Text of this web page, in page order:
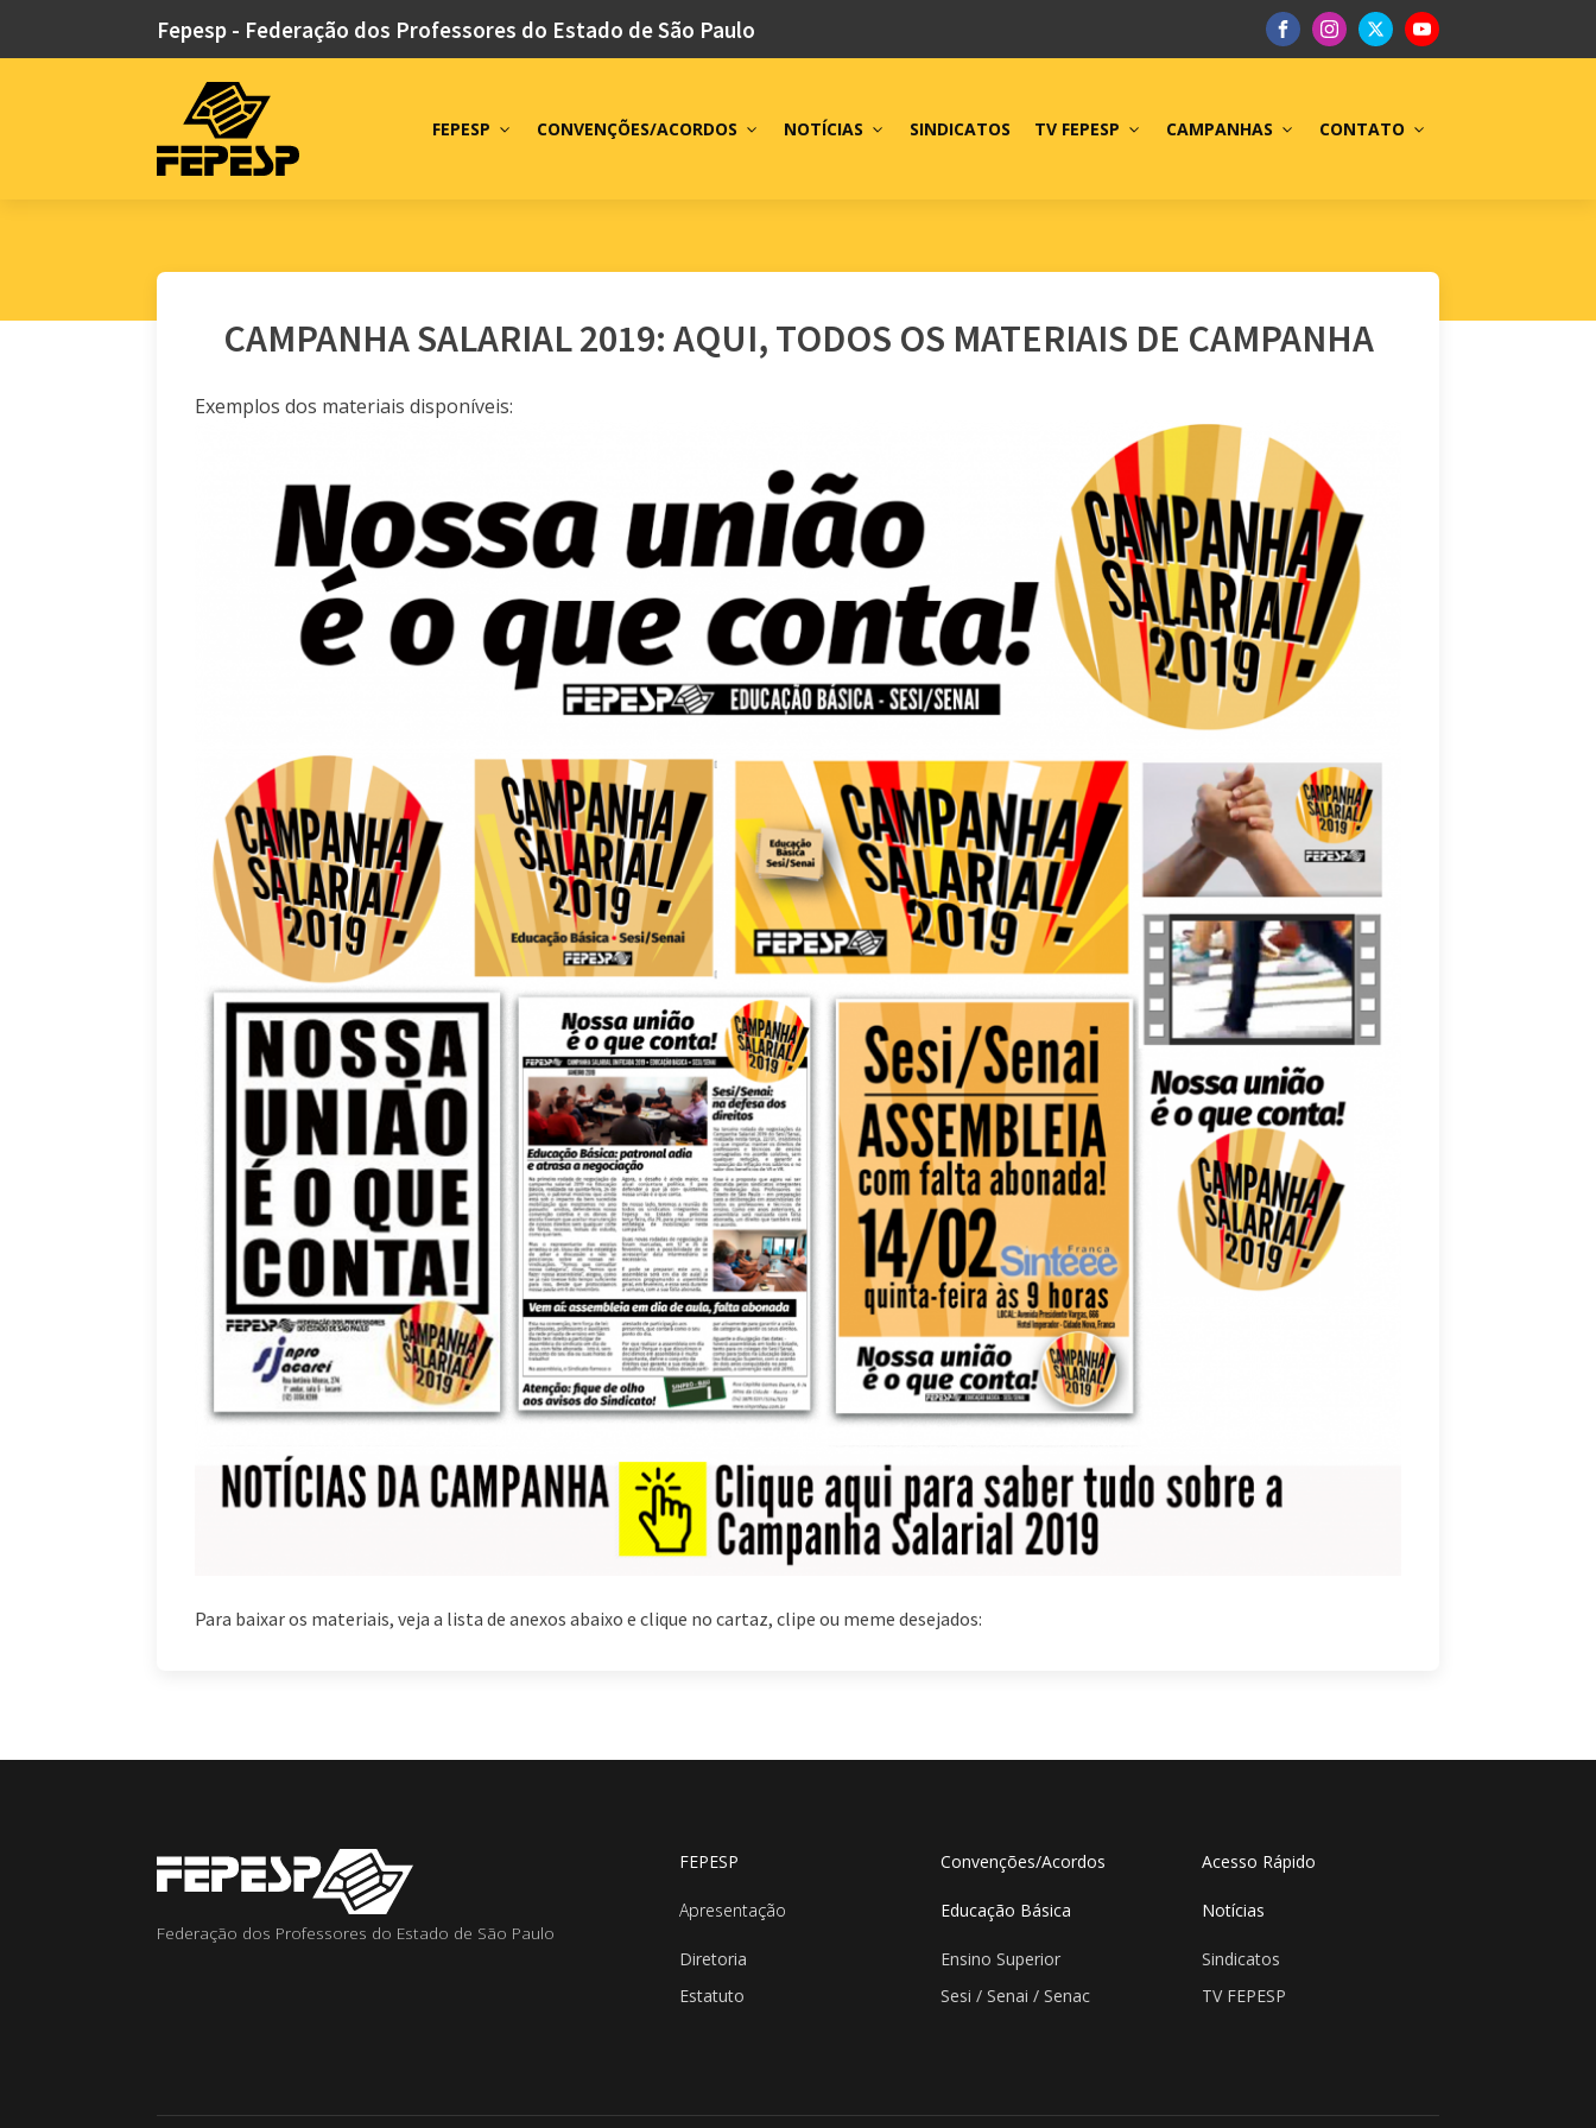
Fepesp - Federação dos Professores do Estado de São Paulo
FEPESP CONVENÇÕES/ACORDOS NOTÍCIAS SINDICATOS TV FEPESP CAMPANHAS CONTATO
CAMPANHA SALARIAL 2019: AQUI, TODOS OS MATERIAIS DE CAMPANHA
Exemplos dos materiais disponíveis:
Para baixar os materiais, veja a lista de anexos abaixo e clique no cartaz, clipe ou meme desejados:
Federação dos Professores do Estado de São Paulo
FEPESP
Apresentação
Diretoria
Estatuto
Convenções/Acordos
Educação Básica
Ensino Superior
Sesi / Senai / Senac
Acesso Rápido
Notícias
Sindicatos
TV FEPESP